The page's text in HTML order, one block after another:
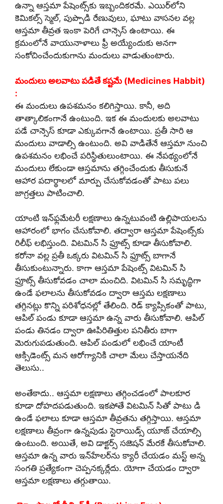
ఉన్నా ఆస్తమా పేషెంట్స్‌కు ఇబ్బందికరమే. ఎయిర్‌లోని
కెమికల్స్ స్మెల్, పుప్పొడి రేణువులు, ఘాటు వాసనల వల్ల
ఆస్తమా తీవ్రత ఇంకా పెరిగే చాన్సెస్ ఉంటాయి. ఈ
క్రమంలోనే వాయునాళాలు ఫ్రీ అయ్యేందుకు అనగా
సంకోచించేందుకుగాను మందులు వాడుతుంటారు.
మందులు అలవాటు పడితే కష్టమే (Medicines Habbit)
:
ఈ మందులు ఉపశమనం కలిగిస్తాయి. కానీ, అది
తాత్కాలికంగానే ఉంటుంది. ఇక ఈ మందులకు అలవాటు
పడే చాన్సెస్ కూడా ఎక్కువగానే ఉంటాయి. ప్రతీ సారి ఆ
మందులు వాడాల్సి ఉంటుంది. అవి వాడితేనే ఆస్తమా నుంచి
ఉపశమనం లభించే పరిస్థితులుంటాయి. ఈ నేపథ్యంలోనే
మందులు లేకుండా ఆస్తమాను తగ్గించేందుకు తీసుకునే
ఆహార పదార్థాలలో మార్పు చేసుకోవడంతో పాటు పలు
జాగ్రత్తలు పాటించాలి.
యాంటి ఇన్‌ఫ్లమేటరీ లక్షణాలు ఉన్నటువంటి ఉల్లిపాయలను
ఆహారంలో భాగం చేసుకోవాలి. తద్వారా ఆస్తమా పేషెంట్స్‌కు
రిలీఫ్ లభిస్తుంది. విటమిన్ సి ఫ్రూట్స్ కూడా తీసుకోవాలి.
కరోనా వల్ల ప్రతీ ఒక్కరు విటమిన్ సి ఫ్రూట్స్ బాగానే
తీసుకుంటున్నారు. కాగా ఆస్తమా పేషెంట్స్ విటమిన్ సి
ఫ్రూట్స్ తీసుకోవడం చాలా మంచిది. విటమిన్ సి సమృద్ధిగా
ఉండే ఫలాలను తీసుకోవడం ద్వారా ఆస్తమ లక్షణాలు
తగ్గినట్లు కొన్ని పరిశోధనల్లో తేలింది. రెడ్ క్యాప్సికంతో పాటు,
ఆపిల్ పండు కూడా ఆస్తమా ఉన్న వారు తీసుకోవాలి. ఆపిల్
పండు తినడం ద్వారా ఊపిరితిత్తుల పనితీరు బాగా
మెరుగుపడుతుంది. ఆపిల్ పండులో లభించే యాంటీ
ఆక్సిడెంట్స్ మన ఆరోగ్యానికి చాలా మేలు చేస్తాయనేది
తెలుసు..
అంతేకాదు.. ఆస్తమా లక్షణాలు తగ్గించడంలో పాలకూర
కూడా దోహదపడుతుంది. ఇకపోతే విటమిన్ సి‌తో పాటు డి
ఉండే ఫలాలు కూడా ఆస్తమా తీవ్రతను తగ్గిస్తాయి. ఆస్తమా
లక్షణాలు తీవ్రంగా ఉన్నపుడు స్టెరాయిడ్స్ యూజ్ చేయాల్సి
ఉంటుంది. అయితే, అవి డాక్టర్స్ సజెషన్ మేరకే తీసుకోవాలి.
ఆస్తమా ఉన్న వారు ఇన్‌హేలర్‌ను క్యారీ చేయడం మస్ట్ అన్న
సంగతి ప్రత్యేకంగా చెప్పనక్కర్లేదు. యోగా చేయడం ద్వారా
ఆస్తమా లక్షణాలు తగ్గుతాయి.